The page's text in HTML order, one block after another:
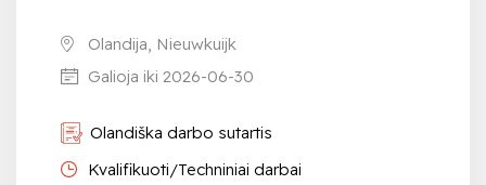
Olandija, Nieuwkuijk
Galioja iki 2026-06-30
Olandiška darbo sutartis
Kvalifikuoti/Techniniai darbai